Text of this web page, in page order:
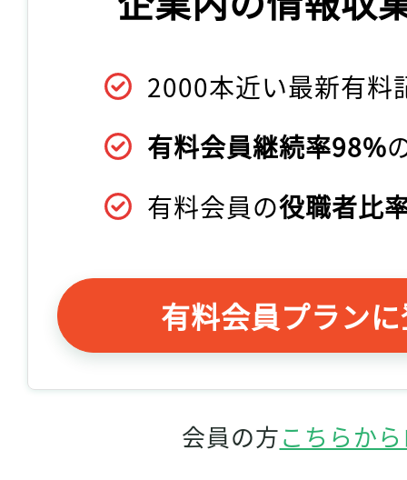
2000本近い最新有料
有料会員継続率98%
有料会員の役職者比
有料会員プラン
会員の方こちらか